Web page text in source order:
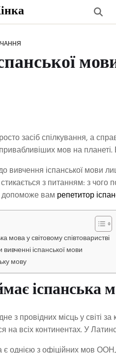
засіб спілкування, а
мов на планеті.
вивчення іспанської мови
з питанням: з
допоможе вам репетитор
мова у світовому співтоваристві
іспанської мови
мову
іспанська
з провідних місць у світі
на всіх континентах. У